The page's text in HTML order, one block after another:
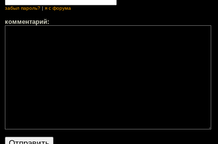
забыл пароль? я с форума
комментарий: